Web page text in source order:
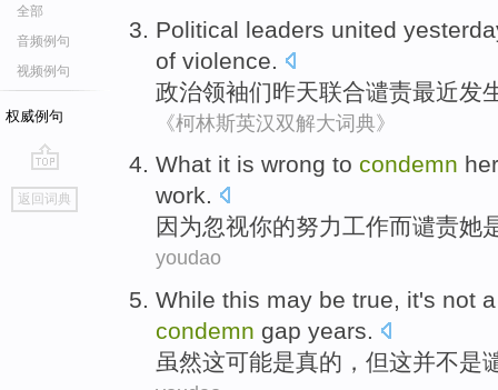
全部
音频例句
视频例句
权威例句
go
top
返回词典
Political leaders united
of violence
政治领袖们昨天联合谴责最近发
《柯林斯英汉双解大词典》
What it is wrong to condemn her
work.
因为忽视你的努力工作而谴责她
youdao
While this may be true, it's not
condemn gap years.
虽然这可能是真的 ，但这并不是